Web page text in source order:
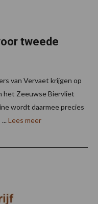
tweede
van Vervaet krijgen op
het Zeeuwse Biervliet
wordt daarmee precies
Lees meer